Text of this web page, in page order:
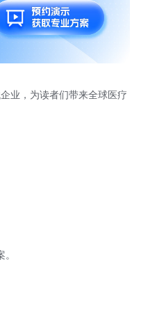
业，为读者们带来全球医疗